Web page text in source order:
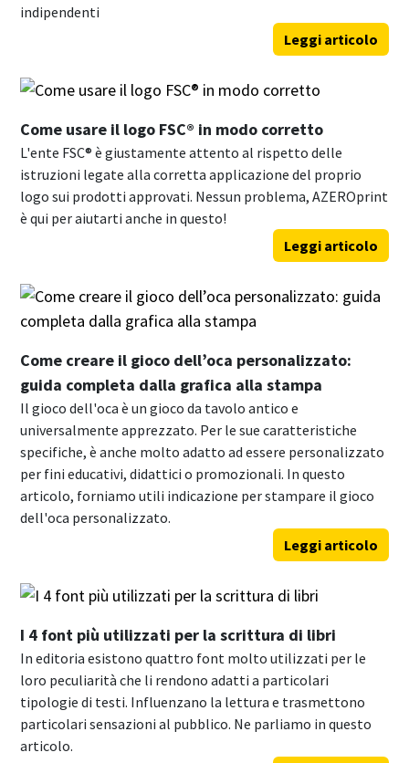
indipendenti
Leggi articolo
Come usare il logo FSC® in modo corretto
L'ente FSC® è giustamente attento al rispetto delle
istruzioni legate alla corretta applicazione del proprio
logo sui prodotti approvati. Nessun problema, AZEROprint
è qui per aiutarti anche in questo!
Leggi articolo
Come creare il gioco dell’oca personalizzato:
guida completa dalla grafica alla stampa
Il gioco dell'oca è un gioco da tavolo antico e
universalmente apprezzato. Per le sue caratteristiche
specifiche, è anche molto adatto ad essere personalizzato
per fini educativi, didattici o promozionali. In questo
articolo, forniamo utili indicazione per stampare il gioco
dell'oca personalizzato.
Leggi articolo
I 4 font più utilizzati per la scrittura di libri
In editoria esistono quattro font molto utilizzati per le
loro peculiarità che li rendono adatti a particolari
tipologie di testi. Influenzano la lettura e trasmettono
particolari sensazioni al pubblico. Ne parliamo in questo
articolo.